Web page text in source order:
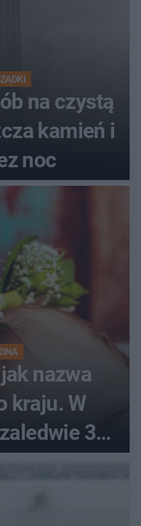
na czystą
kamień i
noc
nazwa
kraju. W
3